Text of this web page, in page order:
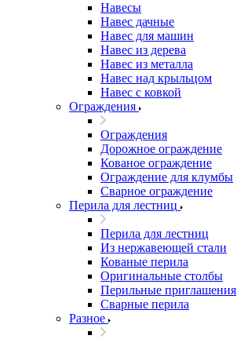
Навесы
Навес дачные
Навес для машин
Навес из дерева
Навес из металла
Навес над крыльцом
Навес с ковкой
Ограждения
Ограждения
Дорожное ограждение
Кованое ограждение
Ограждение для клумбы
Сварное ограждение
Перила для лестниц
Перила для лестниц
Из нержавеющей стали
Кованые перила
Оригинальные столбы
Перильные приглашения
Сварные перила
Разное